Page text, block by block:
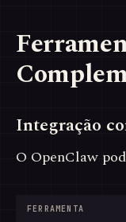
Integração
O OpenClaw
FERRAMENTA